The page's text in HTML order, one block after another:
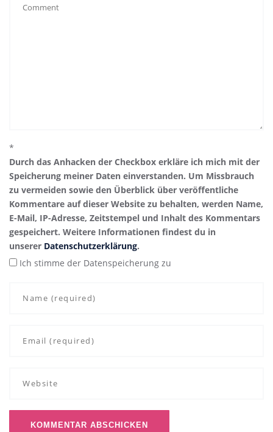
*
Durch das Anhacken der Checkbox erkläre ich mich mit der
Speicherung meiner Daten einverstanden. Um Missbrauch
zu vermeiden sowie den Überblick über veröffentliche
Kommentare auf dieser Website zu behalten, werden Name,
E-Mail, IP-Adresse, Zeitstempel und Inhalt des Kommentars
gespeichert. Weitere Informationen findest du in
unserer Datenschutzerklärung.
Ich stimme der Datenspeicherung zu